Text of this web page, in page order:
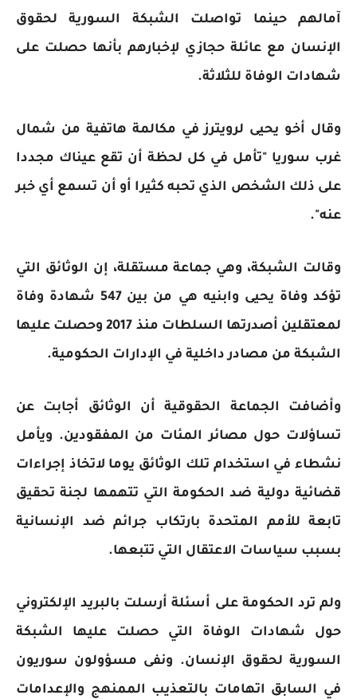
آمالهم حينما تواصلت الشبكة السورية لحقوق
الإنسان مع عائلة حجازي لإخبارهم بأنها حصلت على
شهادات الوفاة للثلاثة.
وقال أخو يحيى لرويترز في مكالمة هاتفية من شمال
غرب سوريا "تأمل في كل لحظة أن تقع عيناك مجددا
على ذلك الشخص الذي تحبه كثيرا أو أن تسمع أي خبر
عنه".
وقالت الشبكة، وهي جماعة مستقلة، إن الوثائق التي
تؤكد وفاة يحيى وابنيه هي من بين 547 شهادة وفاة
لمعتقلين أصدرتها السلطات منذ 2017 وحصلت عليها
الشبكة من مصادر داخلية في الإدارات الحكومية.
وأضافت الجماعة الحقوقية أن الوثائق أجابت عن
تساؤلات حول مصائر المئات من المفقودين. ويأمل
نشطاء في استخدام تلك الوثائق يوما لاتخاذ إجراءات
قضائية دولية ضد الحكومة التي تتهمها لجنة تحقيق
تابعة للأمم المتحدة بارتكاب جرائم ضد الإنسانية
بسبب سياسات الاعتقال التي تتبعها.
ولم ترد الحكومة على أسئلة أرسلت بالبريد الإلكتروني
حول شهادات الوفاة التي حصلت عليها الشبكة
السورية لحقوق الإنسان. ونفى مسؤولون سوريون
في السابق اتهامات بالتعذيب الممنهج والإعدامات